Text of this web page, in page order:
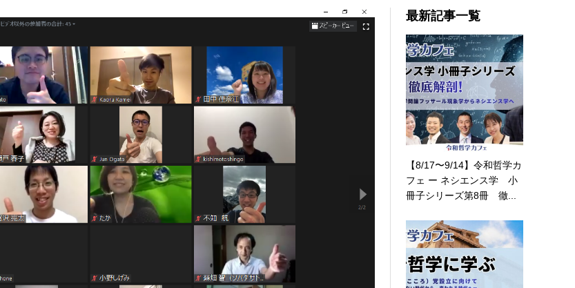
最新記事一覧
【8/17〜9/14】令和哲学カ
フェ ー ネシエンス学 小
冊子シリーズ第8冊 徹...